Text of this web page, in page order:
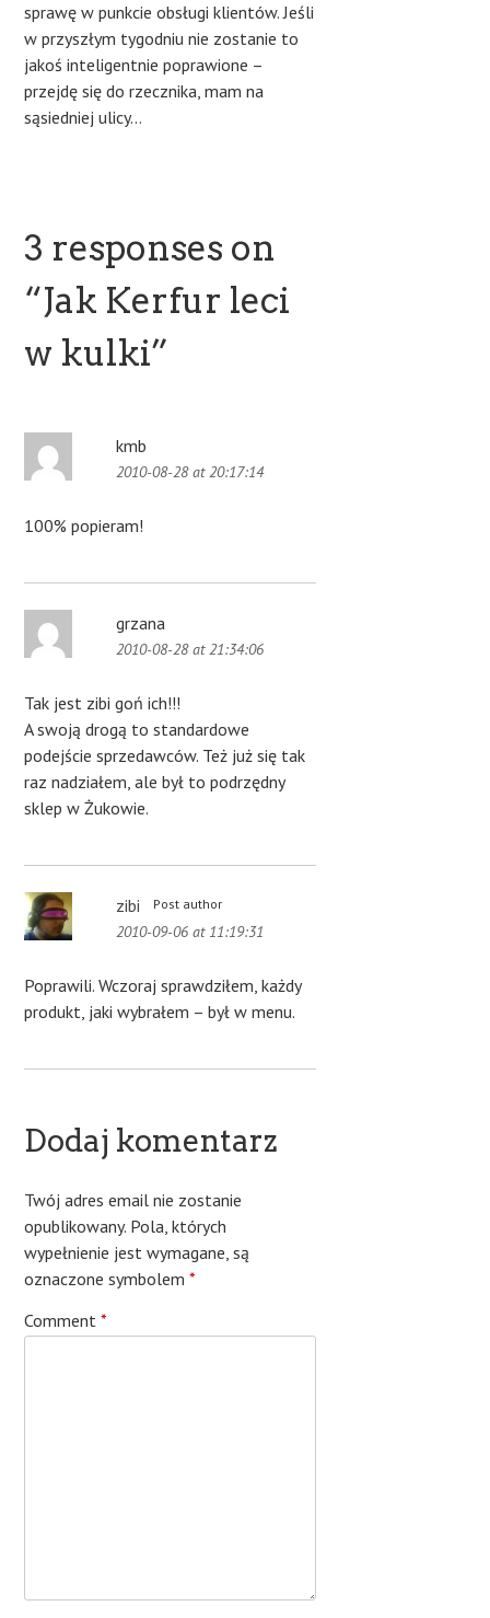
sprawę w punkcie obsługi klientów. Jeśli
w przyszłym tygodniu nie zostanie to
jakoś inteligentnie poprawione –
przejdę się do rzecznika, mam na
sąsiedniej ulicy…
3 responses on
“Jak Kerfur leci
w kulki”
kmb
2010-08-28 at 20:17:14
100% popieram!
grzana
2010-08-28 at 21:34:06
Tak jest zibi goń ich!!!
A swoją drogą to standardowe
podejście sprzedawców. Też już się tak
raz nadziałem, ale był to podrzędny
sklep w Żukowie.
zibi Post author
2010-09-06 at 11:19:31
Poprawili. Wczoraj sprawdziłem, każdy
produkt, jaki wybrałem – był w menu.
Dodaj komentarz
Twój adres email nie zostanie
opublikowany. Pola, których
wypełnienie jest wymagane, są
oznaczone symbolem*
Comment*